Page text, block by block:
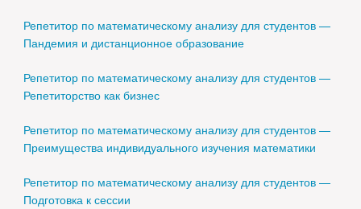
Репетитор по математическому анализу для студентов —
Пандемия и дистанционное образование
Репетитор по математическому анализу для студентов —
Репетиторство как бизнес
Репетитор по математическому анализу для студентов —
Преимущества индивидуального изучения математики
Репетитор по математическому анализу для студентов —
Подготовка к сессии